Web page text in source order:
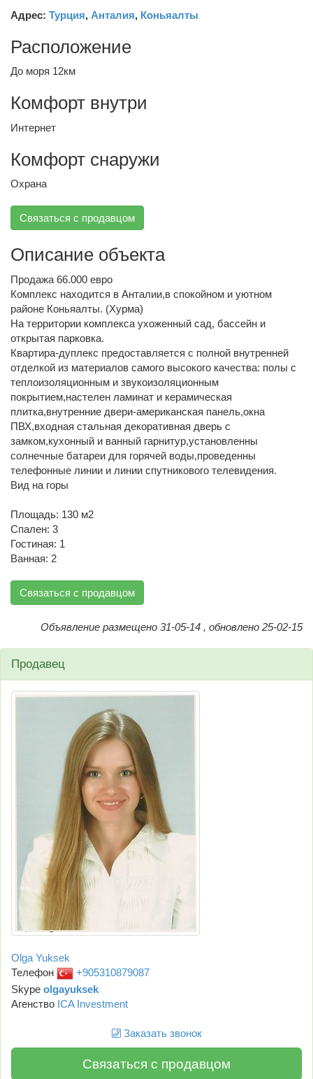
Адрес: Турция, Анталия, Коньяалты
Расположение
До моря 12км
Комфорт внутри
Интернет
Комфорт снаружи
Охрана
Связаться с продавцом
Описание объекта
Продажа 66.000 евро
Комплекс находится в Анталии,в спокойном и уютном
районе Коньяалты. (Хурма)
На территории комплекса ухоженный сад, бассейн и
открытая парковка.
Квартира-дуплекс предоставляется с полной внутренней
отделкой из материалов самого высокого качества: полы с
теплоизоляционным и звукоизоляционным
покрытием,настелен ламинат и керамическая
плитка,внутренние двери-американская панель,окна
ПВХ,входная стальная декоративная дверь с
замком,кухонный и ванный гарнитур,установленны
солнечные батареи для горячей воды,проведенны
телефонные линии и линии спутникового телевидения.
Вид на горы
Площадь: 130 м2
Спален: 3
Гостиная: 1
Ванная: 2
Связаться с продавцом
Объявление размещено 31-05-14 , обновлено 25-02-15
Продавец
Olga Yuksek
Телефон
+905310879087
Skype olgayuksek
Агенство ICA Investment
Заказать звонок
Связаться с продавцом